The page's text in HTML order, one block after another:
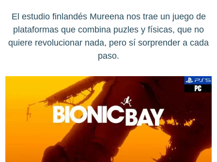
El estudio finlandés Mureena nos trae un juego de
plataformas que combina puzles y físicas, que no
quiere revolucionar nada, pero sí sorprender a cada
paso.